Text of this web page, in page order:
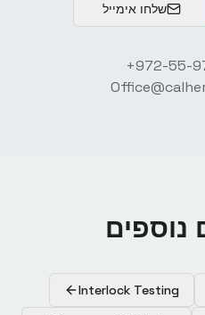
שלחו אימייל
+972-55-
נוספים
Interlock Testing